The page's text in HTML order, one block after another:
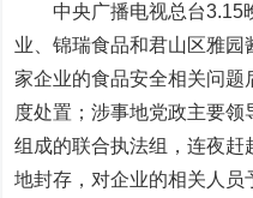
中央广播电视总台3.15
业、锦瑞食品和君山区雅
家企业的食品安全相关问题
度处置；涉事地党政主要
组成的联合执法组，连夜
地封存，对企业的相关人员